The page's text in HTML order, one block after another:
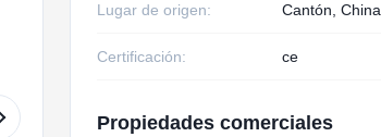
Lugar de origen: Cantón, China
Certificación: ce
Propiedades comerciales